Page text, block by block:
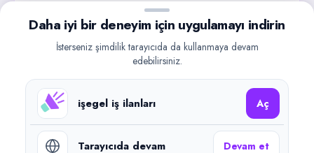
Güncel iş ilanlarını takip edin, işverenlerle hızlıca
iletişime geçin.
Google Play
©2026işegel.net. Tüm hakları saklıdır.
Daha iyi bir deneyim için uygulamayı indirin
İsterseniz şimdilik tarayıcıda da kullanmaya devam
edebilirsiniz.
işegel iş ilanları Aç
Tarayıcıda devam Devam et